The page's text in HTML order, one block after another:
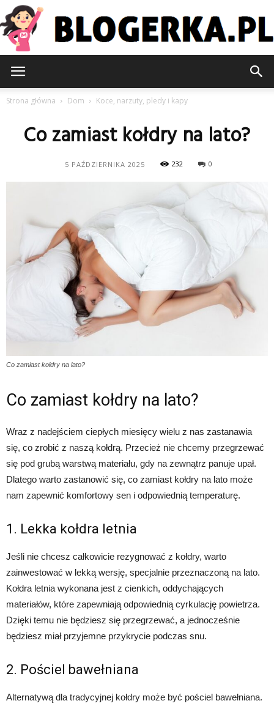
Strona główna Dom Koce, narzuty, pledy i kapy
Co zamiast kołdry na lato?
5 PAŹDZIERNIKA 2025 232 0
Co zamiast kołdry na lato?
Co zamiast kołdry na lato?
Wraz z nadejściem ciepłych miesięcy wielu z nas zastanawia
się, co zrobić z naszą kołdrą. Przecież nie chcemy przegrzewać
się pod grubą warstwą materiału, gdy na zewnątrz panuje upał.
Dlatego warto zastanowić się, co zamiast kołdry na lato może
nam zapewnić komfortowy sen i odpowiednią temperaturę.
1. Lekka kołdra letnia
Jeśli nie chcesz całkowicie rezygnować z kołdry, warto
zainwestować w lekką wersję, specjalnie przeznaczoną na lato.
Kołdra letnia wykonana jest z cienkich, oddychających
materiałów, które zapewniają odpowiednią cyrkulację powietrza.
Dzięki temu nie będziesz się przegrzewać, a jednocześnie
będziesz miał przyjemne przykrycie podczas snu.
2. Pościel bawełniana
Alternatywą dla tradycyjnej kołdry może być pościel bawełniana.